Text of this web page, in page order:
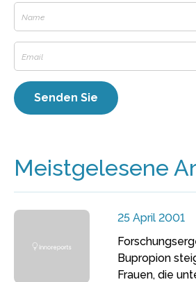
Meistgelesene
25 April 2001
Bupropion
Frauen, die